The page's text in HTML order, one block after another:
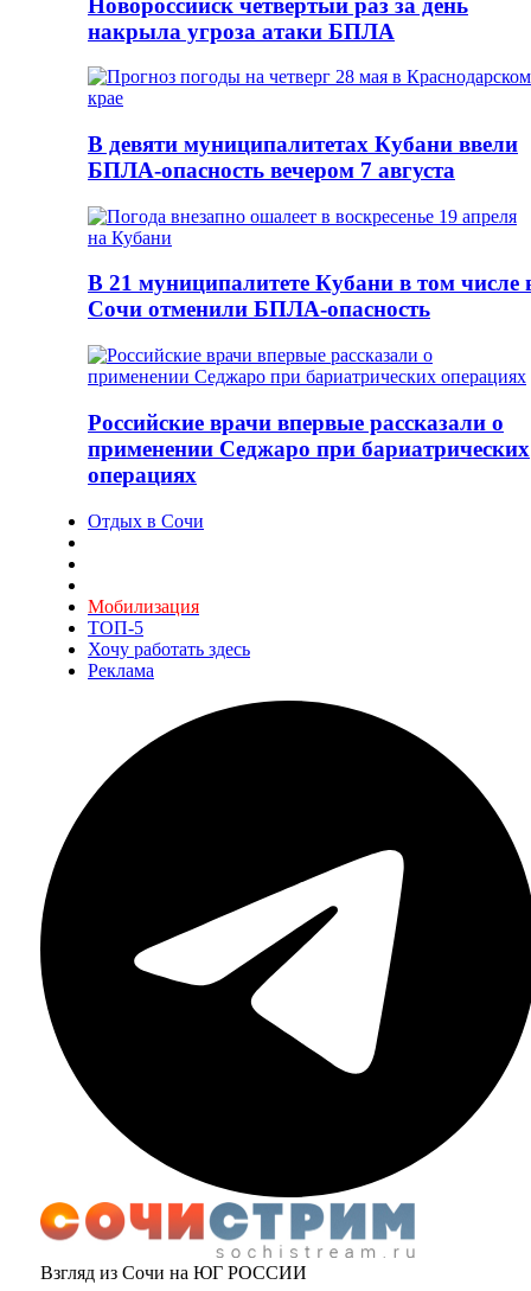
накрыла угроза атаки БПЛА
В девяти муниципалитетах Кубани ввели
БПЛА-опасность вечером 7 августа
В 21 муниципалитете Кубани в том числе
Сочи отменили БПЛА-опасность
Российские врачи впервые рассказали о
применении Седжаро при бариатрических
операциях
Отдых в Сочи
Мобилизация
ТОП-5
Хочу работать здесь
Реклама
Взгляд из Сочи на ЮГ РОССИИ